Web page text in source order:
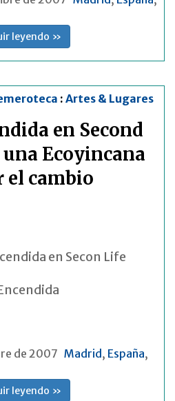
leyendo »
: Artes & Lugares
en Second
Ecoyincana
el cambio
en Secon Life
de 2007 Madrid , España,
leyendo »